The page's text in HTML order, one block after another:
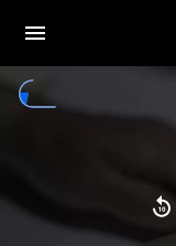
전체